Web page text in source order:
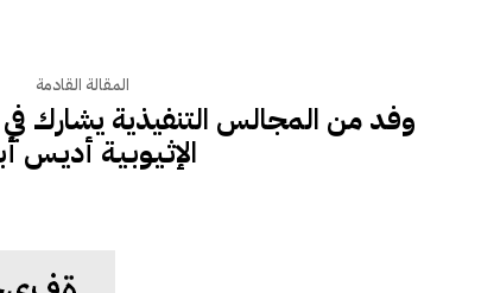
المقالة القادمة
وفد من المجالس التنفيذية يشارك
الإثـيـوبـيـة أديـس